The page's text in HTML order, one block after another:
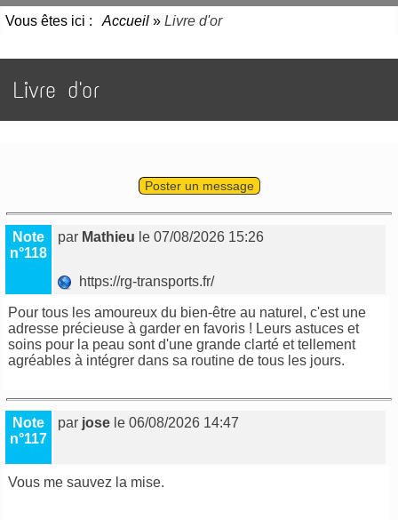
Vous êtes ici : Accueil»Livre d'or
Livre d'or
Poster un message
Note
n°118
par Mathieu le 07/08/2026 15:26
https://rg-transports.fr/
Pour tous les amoureux du bien-être au naturel, c'est une
adresse précieuse à garder en favoris ! Leurs astuces et
soins pour la peau sont d'une grande clarté et tellement
agréables à intégrer dans sa routine de tous les jours.
Note
n°117
par jose le 06/08/2026 14:47
Vous me sauvez la mise.